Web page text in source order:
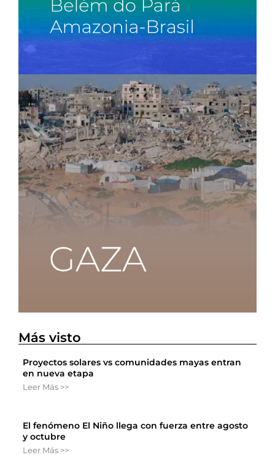
Más visto
Proyectos solares vs comunidades mayas entran
en nueva etapa
Leer Más >>
El fenómeno El Niño llega con fuerza entre agosto
y octubre
Leer Más >>